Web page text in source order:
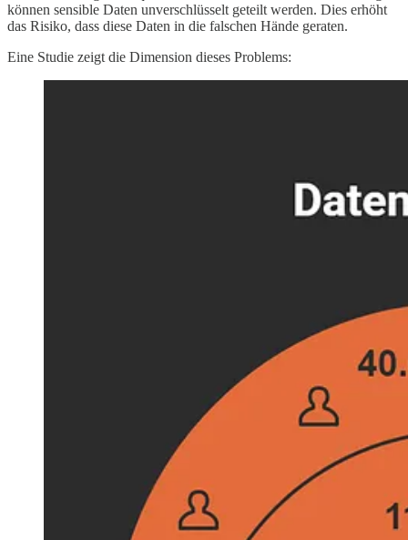
können sensible Daten unverschlüsselt geteilt werden. Dies erhöht
das Risiko, dass diese Daten in die falschen Hände geraten.
Eine Studie zeigt die Dimension dieses Problems: